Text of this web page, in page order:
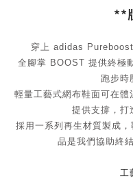
**
穿上 adidas Pureboost
全腳掌 BOOST 提供終極
跑步時
輕量工藝式網布鞋面可在
提供支撐，打
採用一系列再生材質製成
品是我們協助終
工